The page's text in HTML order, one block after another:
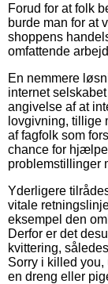
Forud for at folk
burde man for at
shoppens
omfattende
En nemmere
internet
angivelse af at
lovgivning, tillige
af fagfolk som
chance for
problemstillinger
Yderligere
vitale
eksempel den
Derfor er det
kvittering,
Sorry i killed you,
en dreng eller